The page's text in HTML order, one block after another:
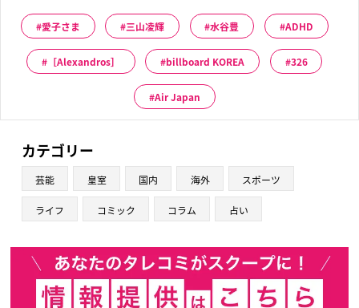
愛子さま 三山凌輝 水谷豊 ADHD
［Alexandros］ billboard KOREA 326
Air Japan
カテゴリー
芸能 皇室 国内 海外 スポーツ
ライフ コミック コラム 占い